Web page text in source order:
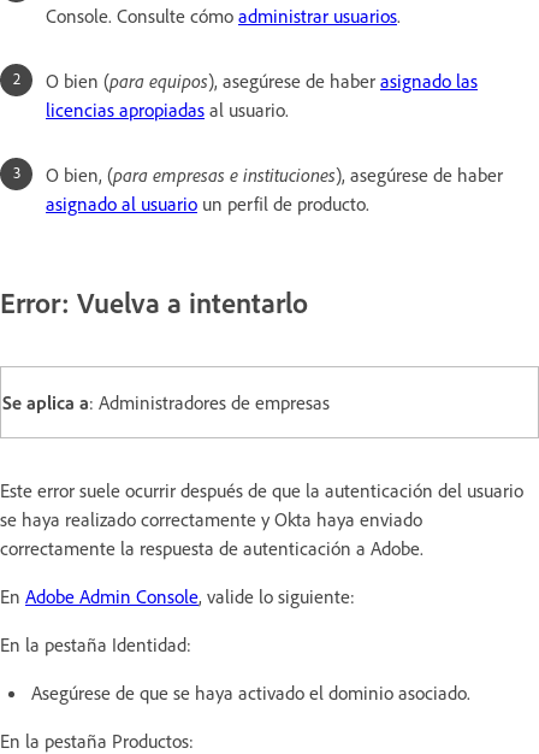
Console. Consulte cómo administrar usuarios.
O bien (para equipos), asegúrese de haber asignado las
licencias apropiadas al usuario.
O bien, (para empresas e instituciones), asegúrese de haber
asignado al usuario un perfil de producto.
Error: Vuelva a intentarlo
Se aplica a: Administradores de empresas
Este error suele ocurrir después de que la autenticación del usuario
se haya realizado correctamente y Okta haya enviado
correctamente la respuesta de autenticación a Adobe.
En Adobe Admin Console, valide lo siguiente:
En la pestaña Identidad:
Asegúrese de que se haya activado el dominio asociado.
En la pestaña Productos: